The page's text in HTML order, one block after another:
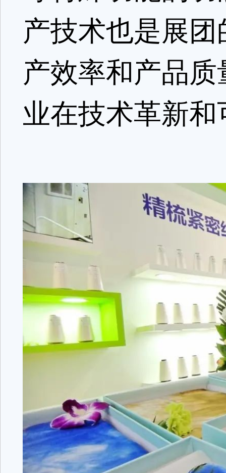
产技术也是展
产效率和产品
业在技术革新